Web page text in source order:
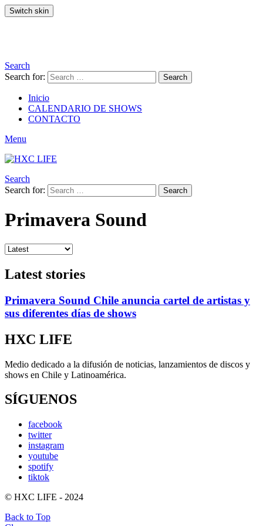
Switch skin
Search
Search for:
Search
Inicio
CALENDARIO DE SHOWS
CONTACTO
Menu
Search
Search for:
Search
Primavera Sound
Latest stories
Primavera Sound Chile anuncia cartel de artistas y
sus diferentes días de shows
HXC LIFE
Medio dedicado a la difusión de noticias, lanzamientos de discos y
shows en Chile y Latinoamérica.
SÍGUENOS
facebook
twitter
instagram
youtube
spotify
tiktok
© HXC LIFE - 2024
Back to Top